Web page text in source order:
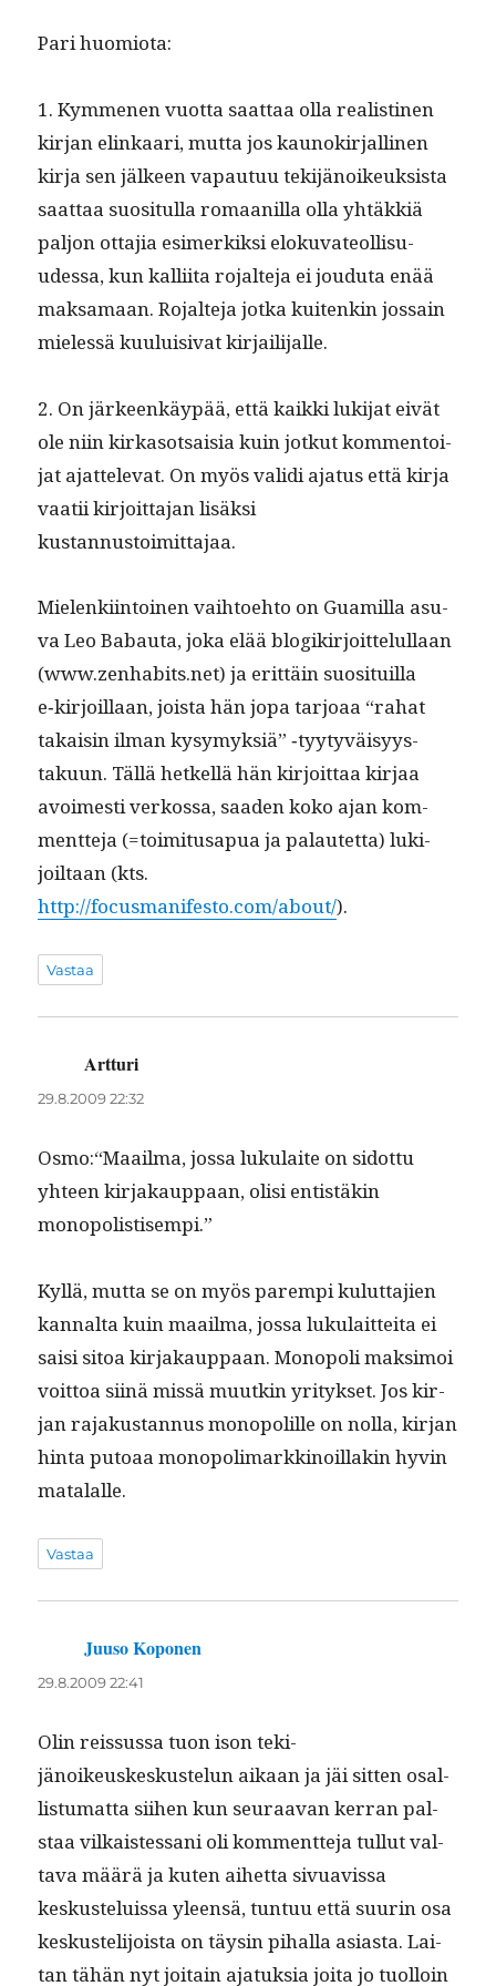
Pari huomio­ta:
1. Kymme­nen vuot­ta saat­taa olla real­isti­nen
kir­jan elinkaari, mut­ta jos kaunokir­jalli­nen
kir­ja sen jäl­keen vapau­tuu tek­i­jänoikeuk­sista
saat­taa suosi­t­ul­la romaanil­la olla yhtäkkiä
paljon otta­jia esimerkik­si eloku­va­te­ol­lisu­
udessa, kun kalli­ita rojal­te­ja ei joudu­ta enää
mak­samaan. Rojal­te­ja jot­ka kuitenkin jos­sain
mielessä kuu­luisi­vat kirjailijalle.
2. On jär­keenkäypää, että kaik­ki luk­i­jat eivät
ole niin kirka­sot­saisia kuin jotkut kom­men­toi­
jat ajat­tel­e­vat. On myös vali­di aja­tus että kir­ja
vaatii kir­joit­ta­jan lisäk­si
kustannustoimittajaa.
Mie­lenki­in­toinen vai­h­toe­hto on Guamil­la asu­
va Leo Babau­ta, joka elää blogikir­joit­telul­laan
(www.zenhabits.net) ja erit­täin suosi­tu­il­la
e‑kirjoillaan, joista hän jopa tar­joaa “rahat
takaisin ilman kysymyk­siä” ‑tyy­tyväisyys­
taku­un. Täl­lä het­kel­lä hän kir­joit­taa kir­jaa
avoimesti verkos­sa, saaden koko ajan kom­
ment­te­ja (=toim­i­tusa­pua ja palautet­ta) luk­i­
joil­taan (kts.
http://focusmanifesto.com/about/).
Vastaa
Artturi
29.8.2009 22:32
Osmo:“Maailma, jos­sa luku­laite on sidot­tu
yhteen kir­jakaup­paan, olisi entistäkin
monopolistisempi.”
Kyl­lä, mut­ta se on myös parem­pi kulut­ta­jien
kannal­ta kuin maail­ma, jos­sa luku­lait­tei­ta ei
saisi sitoa kir­jakaup­paan. Monop­o­li mak­si­moi
voit­toa siinä mis­sä muutkin yri­tyk­set. Jos kir­
jan rajakus­tan­nus monop­o­lille on nol­la, kir­jan
hin­ta putoaa monop­o­li­markki­noil­lakin hyvin
matalalle.
Vastaa
Juuso Koponen
29.8.2009 22:41
Olin reis­sus­sa tuon ison tek­i­
jänoikeuskeskustelun aikaan ja jäi sit­ten osal­
lis­tu­mat­ta siihen kun seu­raa­van ker­ran pal­
staa vilka­istes­sani oli kom­ment­te­ja tul­lut val­
ta­va määrä ja kuten aihet­ta sivuavis­sa
keskusteluis­sa yleen­sä, tun­tuu että suurin osa
keskustelijoista on täysin pihal­la asi­as­ta. Lai­
tan tähän nyt joitain ajatuk­sia joi­ta jo tuol­loin